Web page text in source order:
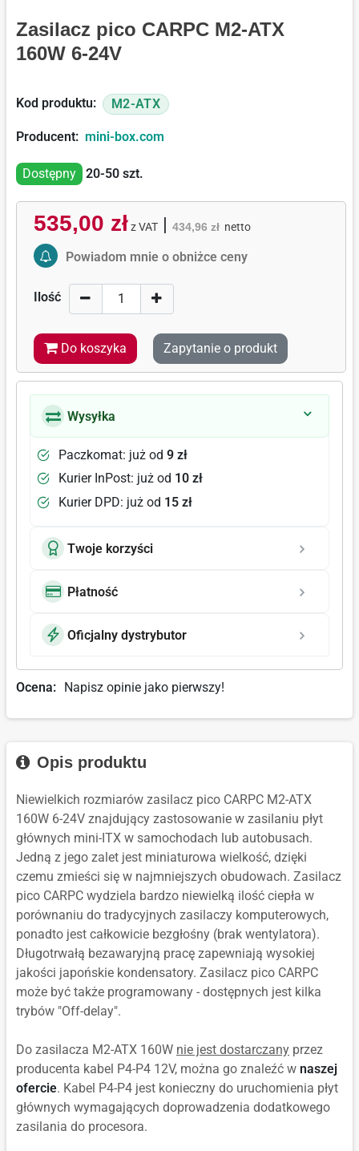
Zasilacz pico CARPC M2-ATX
160W 6-24V
Kod produktu: M2-ATX
Producent: mini-box.com
Dostępny 20-50 szt.
535,00 zł z VAT| 434,96 zł netto
Activate Price Alert
Powiadom mnie o obniżce ceny
Ilość
Do koszyka Zapytanie o produkt
Wysyłka
Paczkomat: już od 9 zł
Kurier InPost: już od 10 zł
Kurier DPD: już od 15 zł
Twoje korzyści
Płatność
Oficjalny dystrybutor
Ocena: Napisz opinie jako pierwszy!
Opis produktu
Niewielkich rozmiarów zasilacz pico CARPC M2-ATX
160W 6-24V znajdujący zastosowanie w zasilaniu płyt
głównych mini-ITX w samochodach lub autobusach.
Jedną z jego zalet jest miniaturowa wielkość, dzięki
czemu zmieści się w najmniejszych obudowach. Zasilacz
pico CARPC wydziela bardzo niewielką ilość ciepła w
porównaniu do tradycyjnych zasilaczy komputerowych,
ponadto jest całkowicie bezgłośny (brak wentylatora).
Długotrwałą bezawaryjną pracę zapewniają wysokiej
jakości japońskie kondensatory. Zasilacz pico CARPC
może być także programowany - dostępnych jest kilka
trybów "Off-delay".
Do zasilacza M2-ATX 160W nie jest dostarczany przez
producenta kabel P4-P4 12V, można go znaleźć w naszej
ofercie. Kabel P4-P4 jest konieczny do uruchomienia płyt
głównych wymagających doprowadzenia dodatkowego
zasilania do procesora.